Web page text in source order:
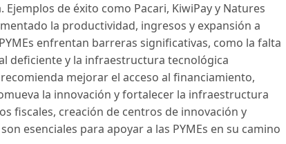
de éxito como Pacari, KiwiPay y Natures
la productividad, ingresos y expansión a
enfrentan barreras significativas, como la falta
deficiente y la infraestructura tecnológica
mejorar el acceso al financiamiento,
la innovación y fortalecer la infraestructura
fiscales, creación de centros de innovación y
esenciales para apoyar a las PYMEs en su camino